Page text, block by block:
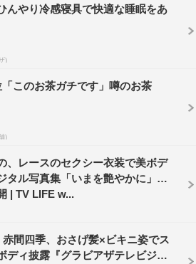
んやり冷感寝具で快適な睡眠をあ
)
このお茶ガチです」噂のお茶
)
、レースのセクシー衣装で美ボデ
ル写真集「いまを艶やかに」誌
| TV LIFE w...
間四季、おさげ髪×ビキニ姿でス
ディ披露『グラビアザテレビジョ